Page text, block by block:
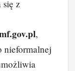
z
,
nieformalnej